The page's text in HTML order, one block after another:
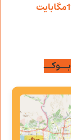
بــوکــ